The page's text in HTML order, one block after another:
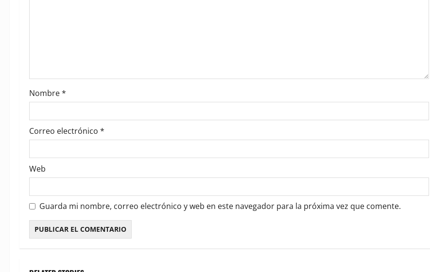
o
n
Nombre*
Correo electrónico *
Web
Guarda mi nombre, correo electrónico y web en este navegador para la próxima vez que comente.